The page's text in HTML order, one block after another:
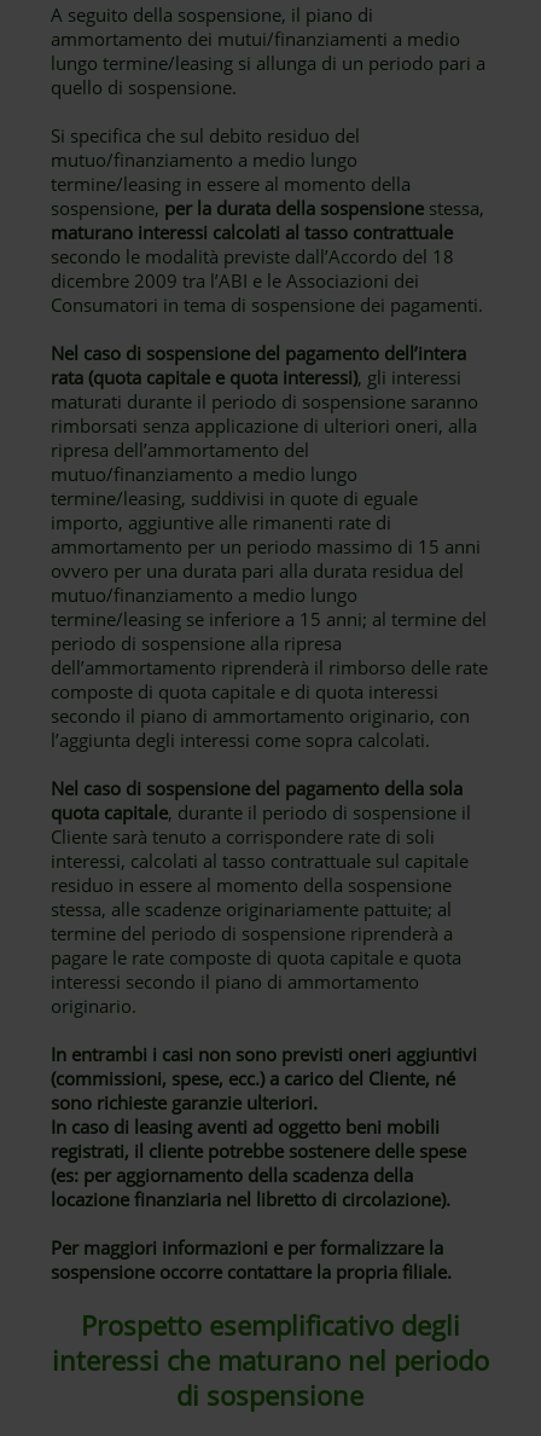
A seguito della sospensione, il piano di
ammortamento dei mutui/finanziamenti a medio
lungo termine/leasing si allunga di un periodo pari a
quello di sospensione.
Si specifica che sul debito residuo del
mutuo/finanziamento a medio lungo
termine/leasing in essere al momento della
sospensione, per la durata della sospensione stessa,
maturano interessi calcolati al tasso contrattuale
secondo le modalità previste dall’Accordo del 18
dicembre 2009 tra l’ABI e le Associazioni dei
Consumatori in tema di sospensione dei pagamenti.
Nel caso di sospensione del pagamento dell’intera
rata (quota capitale e quota interessi), gli interessi
maturati durante il periodo di sospensione saranno
rimborsati senza applicazione di ulteriori oneri, alla
ripresa dell’ammortamento del
mutuo/finanziamento a medio lungo
termine/leasing, suddivisi in quote di eguale
importo, aggiuntive alle rimanenti rate di
ammortamento per un periodo massimo di 15 anni
ovvero per una durata pari alla durata residua del
mutuo/finanziamento a medio lungo
termine/leasing se inferiore a 15 anni; al termine del
periodo di sospensione alla ripresa
dell’ammortamento riprenderà il rimborso delle rate
composte di quota capitale e di quota interessi
secondo il piano di ammortamento originario, con
l’aggiunta degli interessi come sopra calcolati.
Nel caso di sospensione del pagamento della sola
quota capitale, durante il periodo di sospensione il
Cliente sarà tenuto a corrispondere rate di soli
interessi, calcolati al tasso contrattuale sul capitale
residuo in essere al momento della sospensione
stessa, alle scadenze originariamente pattuite; al
termine del periodo di sospensione riprenderà a
pagare le rate composte di quota capitale e quota
interessi secondo il piano di ammortamento
originario.
In entrambi i casi non sono previsti oneri aggiuntivi
(commissioni, spese, ecc.) a carico del Cliente, né
sono richieste garanzie ulteriori.
In caso di leasing aventi ad oggetto beni mobili
registrati, il cliente potrebbe sostenere delle spese
(es: per aggiornamento della scadenza della
locazione finanziaria nel libretto di circolazione).
Per maggiori informazioni e per formalizzare la
sospensione occorre contattare la propria filiale.
Prospetto esemplificativo degli
interessi che maturano nel periodo
di sospensione